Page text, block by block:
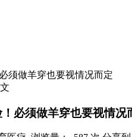
必须做羊穿也要视情况